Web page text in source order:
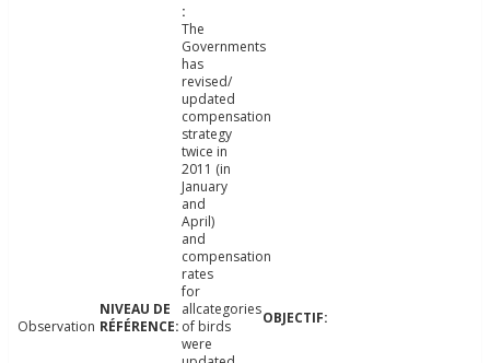
Observation
The
Governments
has
revised/
updated
compensation
strategy
twice in
2011 (in
January
and
April)
and
compensation
rates
for
allcategories
of birds
were